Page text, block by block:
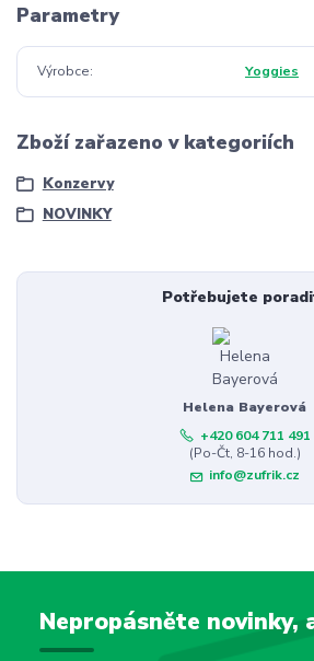
Parametry
Výrobce Yoggies
Zboží zařazeno v kategoriích
Konzervy
NOVINKY
Potřebujete
Helena Bayerová
+420 604 711 491
(Po-Čt, 8-16 hod.)
info@zufrik.cz
Nepropásněte novinky,